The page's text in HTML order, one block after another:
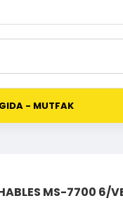
GIDA - MUTFAK
MS-7700 6/